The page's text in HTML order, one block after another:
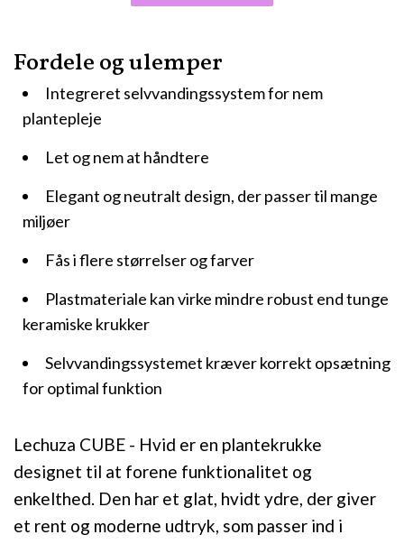
Lechuza CUBE - Hvid er en plantekrukke
designet til at forene funktionalitet og
enkelthed. Den har et glat, hvidt ydre, der giver
et rent og moderne udtryk, som passer ind i
Fordele og ulemper
Integreret selvvandingssystem for nem
plantepleje
Let og nem at håndtere
Elegant og neutralt design, der passer til mange
miljøer
Fås i flere størrelser og farver
Plastmateriale kan virke mindre robust end tunge
keramiske krukker
Selvvandingssystemet kræver korrekt opsætning
for optimal funktion